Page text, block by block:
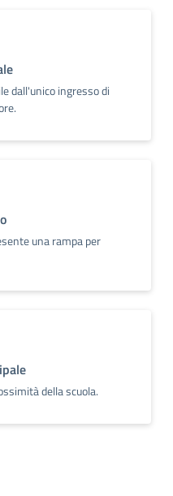
dall'unico ingresso di
una rampa per
della scuola.